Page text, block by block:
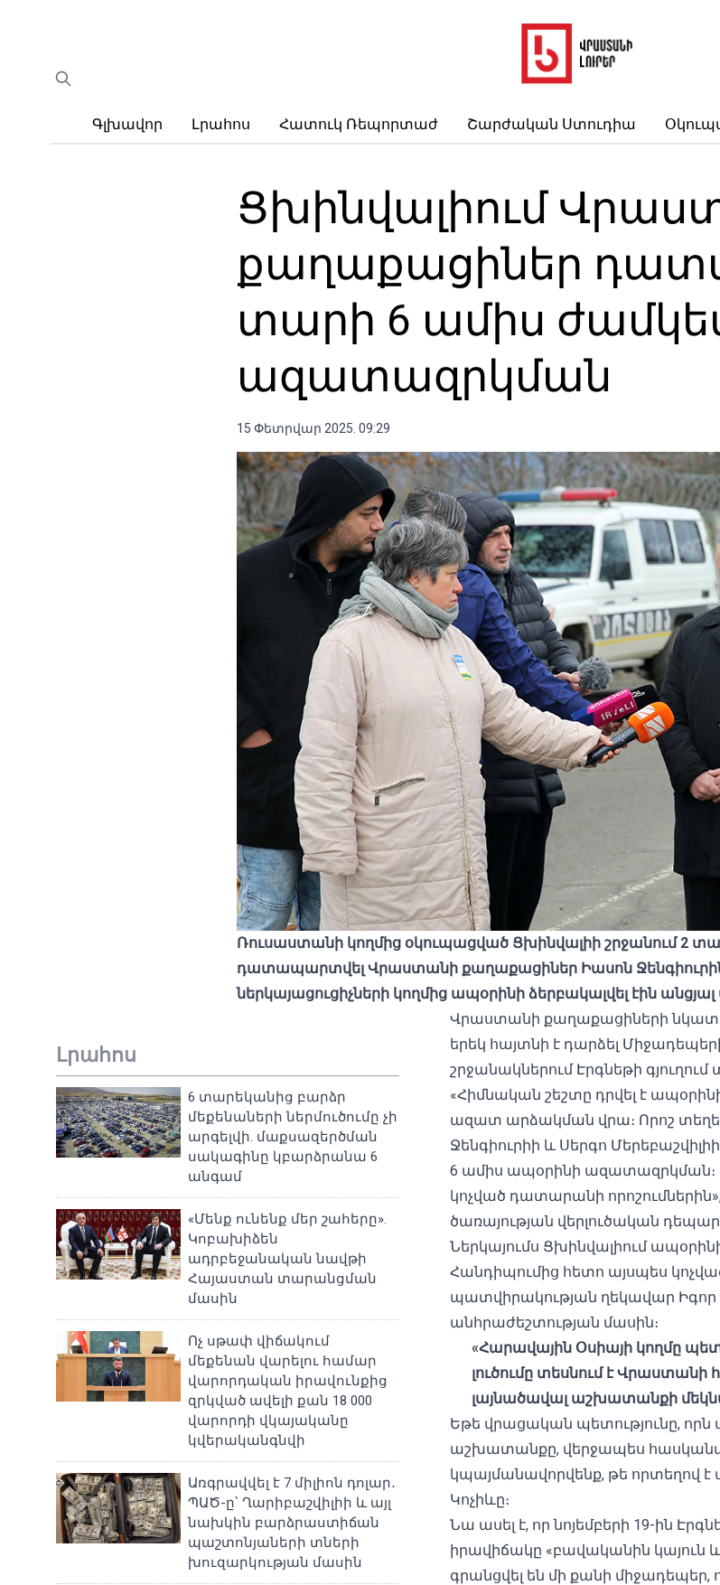
Գլխավոր Լրահոս Հատուկ Ռեպորտաժ Շարժական Ստուդիա
Ցխինվալիում
քաղաքացիներ
տարի 6 ամիս
ազատազրկման
15 Փետրվար 2025. 09:29
Ռուսաստանի կողմից օկուպացված Ցխինվալիի շրջանում 2
դատապարտվել Վրաստանի քաղաքացիներ Իասոն Ջենգիուրին
ներկայացուցիչների կողմից ապօրինի ձերբակալվել էին
Լրահոս
6 տարեկանից բարձր
մեքենաների ներմուծումը չի
արգելվի. մաքսազերծման
սակագինը կբարձրանա 6
անգամ
«Մենք ունենք մեր շահերը».
Կոբախիձեն
ադրբեջանական նավթի
Հայաստան տարանցման
մասին
Ոչ սթափ վիճակում
մեքենան վարելու համար
վարորդական իրավունքից
զրկված ավելի քան 18 000
վարորդի վկայականը
կվերականգնվի
Առգրավվել է 7 միլիոն դոլար․
ՊԱԾ-ը՝ Ղարիբաշվիլիի և այլ
նախկին բարձրաստիճան
պաշտոնյաների տների
խուզարկության մասին
Վրաստանի քաղաքացիների
երեկ հայտնի է դարձել
շրջանակներում Էրգնեթի
«Հիմնական շեշտը դրվել է
ազատ արձակման վրա։ Որոշ
Ջենգիուրիի և Սերգո
6 ամիս ապօրինի ազատազրկման։
կոչված դատարանի
ծառայության վերլուծական
Ներկայումս Ցխինվալիում
Հանդիպումից հետո այսպես
պատվիրակության ղեկավար
անհրաժեշտության մասին։
«Հարավային Օսիայի կողմը
լուծումը տեսնում է
լայնածավալ աշխատանքի
Եթե վրացական պետությունը, որն
աշխատանքը, վերջապես հասկանա
կպայմանավորվենք, թե որտեղով է
Կոչիևը։
Նա ասել է, որ նոյեմբերի 19-ին
իրավիճակը «բավականին կայուն և
գրանցվել են մի քանի միջադեպեր,